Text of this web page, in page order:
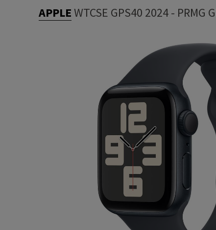
APPLEWTCSE GPS40 2024- PRMG